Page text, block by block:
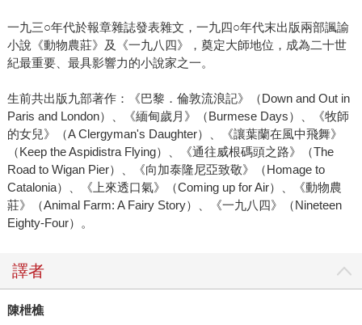
一九三○年代於報章雜誌發表雜文，一九四○年代末出版兩部諷諭
小說《動物農莊》及《一九八四》，奠定大師地位，成為二十世
紀最重要、最具影響力的小說家之一。
生前共出版九部著作：《巴黎．倫敦流浪記》（Down and Out in
Paris and London）、《緬甸歲月》（Burmese Days）、《牧師
的女兒》（A Clergyman's Daughter）、《讓葉蘭在風中飛舞》
（Keep the Aspidistra Flying）、《通往威根碼頭之路》（The
Road to Wigan Pier）、《向加泰隆尼亞致敬》（Homage to
Catalonia）、《上來透口氣》（Coming up for Air）、《動物農
莊》（Animal Farm: A Fairy Story）、《一九八四》（Nineteen
Eighty-Four）。
譯者
陳枻樵